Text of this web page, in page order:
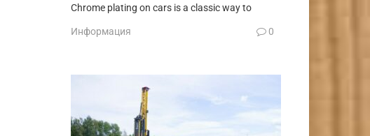
Chrome plating on cars is a classic way to
Информация 0